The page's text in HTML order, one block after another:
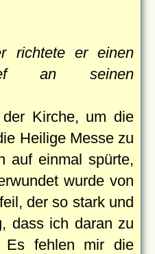
richtete er einen
an seinen
Kirche, um die
Heilige Messe zu
auf einmal spürte,
wurde von
der so stark und
dass ich daran zu
Es fehlen mir die